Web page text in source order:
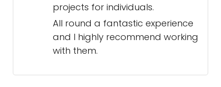
projects for individuals.
All round a fantastic experience
and I highly recommend working
with them.